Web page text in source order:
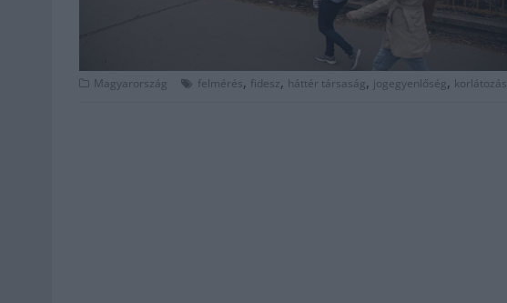
Magyarország felmérés, fidesz, háttér társaság, jogegyenlőség, korlátozás